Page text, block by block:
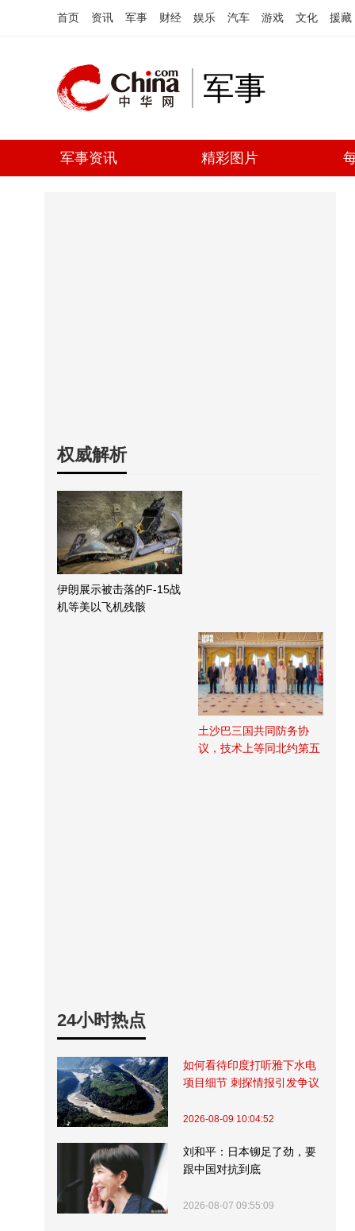
首页 资讯 军事 财经 娱乐 汽车 游戏 文化 援藏
军事
军事资讯 精彩图片
权威解析
伊朗展示被击落的F-15战
机等美以飞机残骸
土沙巴三国共同防务协
议，技术上等同北约第五
24小时热点
如何看待印度打听雅下水电
项目细节 刺探情报引发争议
2026-08-09 10:04:52
刘和平：日本铆足了劲，要
跟中国对抗到底
2026-08-07 09:55:09